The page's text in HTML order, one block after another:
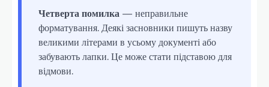
Четверта помилка — неправильне
форматування. Деякі засновники пишуть назву
великими літерами в усьому документі або
забувають лапки. Це може стати підставою для
відмови.